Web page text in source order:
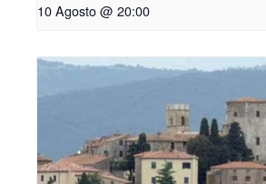
10 Agosto @ 20:00